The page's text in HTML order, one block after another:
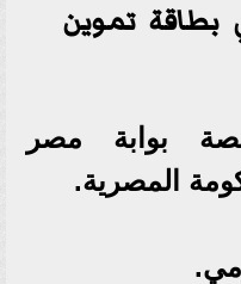
بطاقة تموين
بوابة مصر
المصرية.